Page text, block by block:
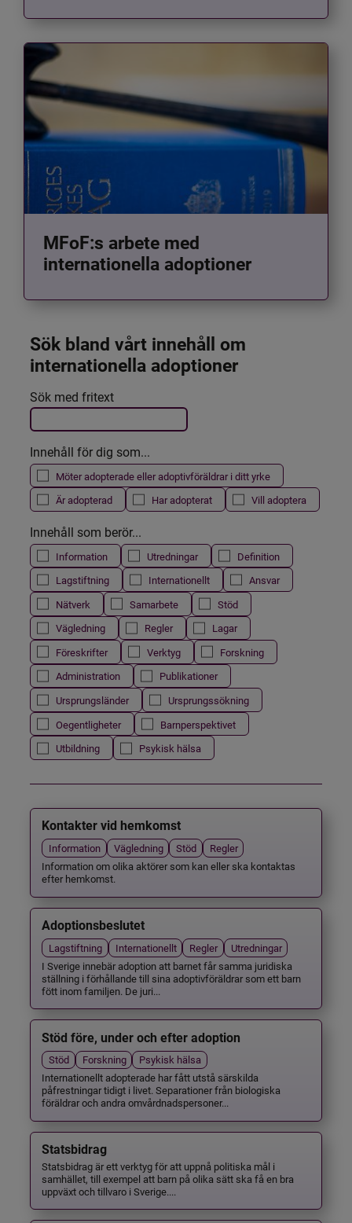
MFoF:s arbete med
internationella adoptioner
Sök bland vårt innehåll om
internationella adoptioner
Filtrera resultatet
Det här formuläret postas automatiskt
Sök med fritext
Innehåll för dig som...
Möter adopterade eller adoptivföräldrar i ditt yrke
Är adopterad
Har adopterat Vill adoptera
Innehåll som berör...
Information Utredningar
Definition
Lagstiftning
Internationellt
Ansvar
Nätverk
Samarbete
Stöd
Vägledning
Regler
Lagar
Föreskrifter
Verktyg
Forskning
Administration
Publikationer
Ursprungsländer
Ursprungssökning
Oegentligheter
Barnperspektivet
Utbildning
Psykisk hälsa
Kontakter vid hemkomst
Information Vägledning Stöd
Regler
Information om olika aktörer som kan eller ska kontaktas
efter hemkomst.
Adoptionsbeslutet
Lagstiftning Internationellt Regler
Utredningar
I Sverige innebär adoption att barnet får samma juridiska
ställning i förhållande till sina adoptivföräldrar som ett barn
fött inom familjen. De juri...
Stöd före, under och efter adoption
Stöd Forskning
Psykisk hälsa
Internationellt adopterade har fått utstå särskilda
påfrestningar tidigt i livet. Separationer från biologiska
föräldrar och andra omvårdnadspersoner...
Statsbidrag
Statsbidrag är ett verktyg för att uppnå politiska mål i
samhället, till exempel att barn på olika sätt ska få en bra
uppväxt och tillvaro i Sverige....